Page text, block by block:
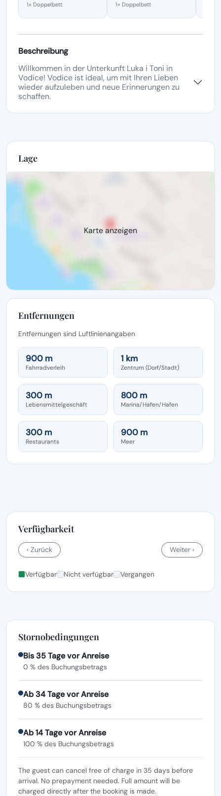
1× Doppelbett 1× Doppelbett
Beschreibung
Willkommen in der Unterkunft Luka i Toni in
Vodice! Vodice ist ideal, um mit Ihren Lieben
wieder aufzuleben und neue Erinnerungen zu
schaffen.
Lage
Karte anzeigen
Entfernungen
Entfernungen sind Luftlinienangaben
900 m
Fahrradverleih
1 km
Zentrum (Dorf/Stadt)
300 m
Lebensmittelgeschäft
800 m
Marina/Hafen/Hafen
300 m
Restaurants
900 m
Meer
Verfügbarkeit
‹ Zurück Weiter ›
Verfügbar Nicht verfügbar Vergangen
Stornobedingungen
Bis 35 Tage vor Anreise
0 % des Buchungsbetrags
Ab 34 Tage vor Anreise
80 % des Buchungsbetrags
Ab 14 Tage vor Anreise
100 % des Buchungsbetrags
The guest can cancel free of charge in 35 days before
arrival. No prepayment needed. Full amount will be
charged directly after the booking is made.